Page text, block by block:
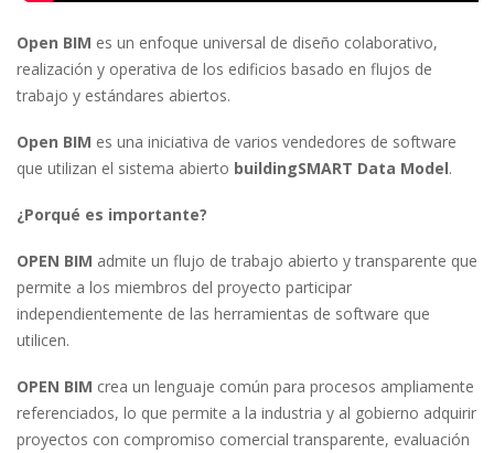
Open BIM es un enfoque universal de diseño colaborativo,
realización y operativa de los edificios basado en flujos de
trabajo y estándares abiertos.
Open BIM es una iniciativa de varios vendedores de software
que utilizan el sistema abierto buildingSMART Data Model.
¿Porqué es importante?
OPEN BIM admite un flujo de trabajo abierto y transparente que
permite a los miembros del proyecto participar
independientemente de las herramientas de software que
utilicen.
OPEN BIM crea un lenguaje común para procesos ampliamente
referenciados, lo que permite a la industria y al gobierno adquirir
proyectos con compromiso comercial transparente, evaluación